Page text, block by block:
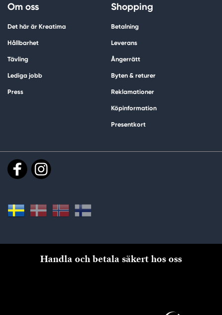
Om oss
Det här är Kreatima
Hållbarhet
Tävling
Lediga jobb
Press
Shopping
Betalning
Leverans
Ångerrätt
Byten & returer
Reklamationer
Köpinformation
Presentkort
Handla och betala säkert hos oss